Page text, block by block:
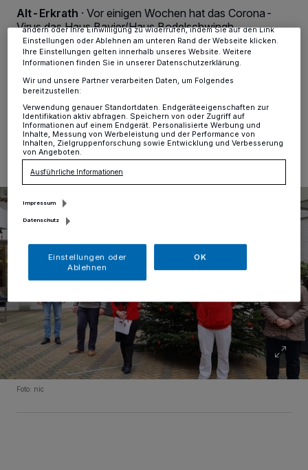
Alt-Erkrath · Vor einigen Wochen hat das Corona-
Virus das Haus Bavier/Haus Bodelschwingh
heimgesucht und dadurch eine komplette Kontaktsperre
zu den Bewohnern ausgelöst. In der Vorweihnachtszeit
ist das noch bitterer als es sowieso schon ist.
10.12.2020 , 13:41 Uhr Eine Minute Lesezeit
Foto: nic
Anzeigen möglicherweise nicht mehr so relevant für Sie. Sie können
dieses Menü jederzeit wieder aufrufen, um Ihre Einstellungen zu
ändern oder Ihre Einwilligung zu widerrufen, indem Sie auf den Link
Einstellungen oder Ablehnen am unteren Rand der Webseite klicken.
Ihre Einstellungen gelten innerhalb unseres Website. Weitere
Informationen finden Sie in unserer Datenschutzerklärung.
Wir und unsere Partner verarbeiten Daten, um Folgendes
bereitzustellen:
Verwendung genauer Standortdaten. Endgeräteeigenschaften zur
Identifikation aktiv abfragen. Speichern von oder Zugriff auf
Informationen auf einem Endgerät. Personalisierte Werbung und
Inhalte, Messung von Werbeleistung und der Performance von
Inhalten, Zielgruppenforschung sowie Entwicklung und Verbesserung
von Angeboten.
Ausführliche Informationen
Impressum
Datenschutz
Einstellungen oder
Ablehnen
OK